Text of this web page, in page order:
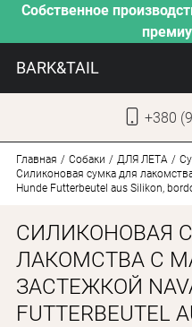
Собственное
BARK&TAIL
+380
НАШЕ
Главная Собаки ДЛЯ ЛЕТА
Силиконовая сумка для
Hunde Futterbeutel aus Silikon,
СИЛИКОНОВАЯ
ЛАКОМСТВА С
ЗАСТЕЖКОЙ
FUTTERBEUTEL